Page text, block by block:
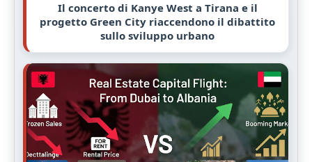
Il concerto di Kanye West a Tirana e il
progetto Green City riaccendono il dibattito
sullo sviluppo urbano